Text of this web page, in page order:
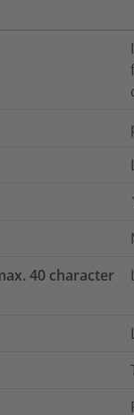
40 character